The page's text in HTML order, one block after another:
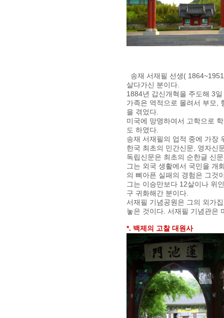
송재 서재필 선생(
살다가신 분이다.
1884년 갑신개혁을 주도해 3
가족은 역적으로 몰려서 부모,
을 겪었다.
미국에 망명하여서 고학으로
도 하였다.
송재 서재필의 업적 중에 가장
한국 최초의 민간신문, 영자신
독립신문은 최초의 순한글 신
그는 외국 생활에서 국민을 개
의 뼈아픈 실패의 경험은 그것
그는 이승만보다 12살이나 위
구 귀화해간 분이다.
서재필 기념공원은 그의 외가
놓은 것이다. 서재필 기념관은
*. 백제의 고찰 대원사